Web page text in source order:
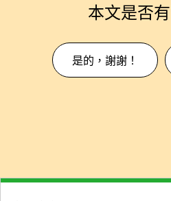
本文是否
是的，謝謝！